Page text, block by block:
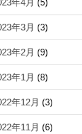
年4月 (5)
年3月 (3)
年2月 (9)
年1月 (8)
年12月 (3)
年11月 (6)